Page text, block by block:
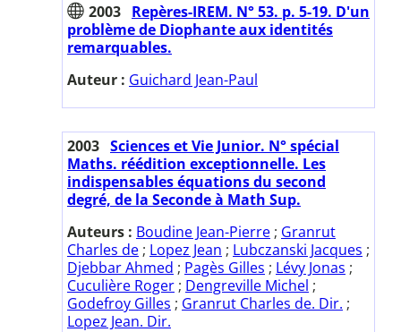
2003 Repères-IREM. N° 53. p. 5-19. D'un
problème de Diophante aux identités
remarquables.
Auteur : Guichard Jean-Paul
2003 Sciences et Vie Junior. N° spécial
Maths. réédition exceptionnelle. Les
indispensables équations du second
degré, de la Seconde à Math Sup.
Auteurs : Boudine Jean-Pierre ; Granrut
Charles de ; Lopez Jean ; Lubczanski Jacques ;
Djebbar Ahmed ; Pagès Gilles ; Lévy Jonas ;
Cuculière Roger ; Dengreville Michel ;
Godefroy Gilles ; Granrut Charles de. Dir. ;
Lopez Jean. Dir.